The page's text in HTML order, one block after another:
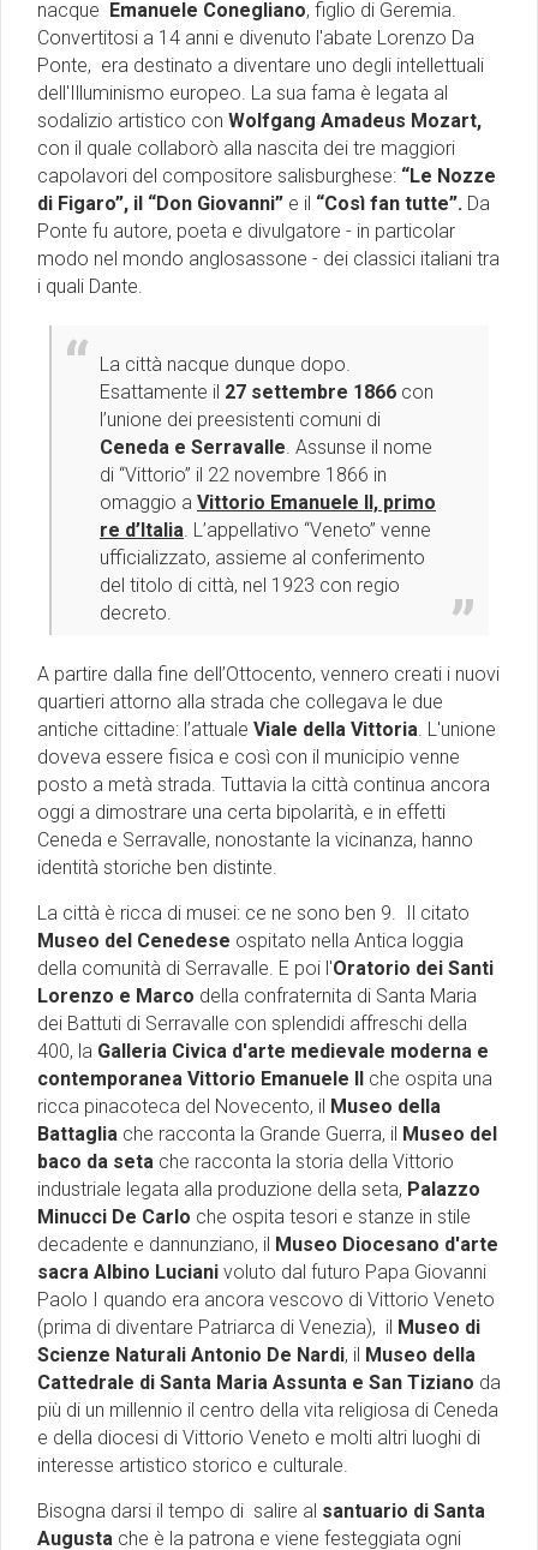
nacque Emanuele Conegliano, figlio di Geremia.
Convertitosi a 14 anni e divenuto l'abate Lorenzo Da
Ponte, era destinato a diventare uno degli intellettuali
dell'Illuminismo europeo. La sua fama è legata al
sodalizio artistico con Wolfgang Amadeus Mozart,
con il quale collaborò alla nascita dei tre maggiori
capolavori del compositore salisburghese: “Le Nozze
di Figaro”, il “Don Giovanni” e il “Così fan tutte”. Da
Ponte fu autore, poeta e divulgatore - in particolar
modo nel mondo anglosassone - dei classici italiani tra
i quali Dante.
La città nacque dunque dopo.
Esattamente il 27 settembre 1866 con
l’unione dei preesistenti comuni di
Ceneda e Serravalle. Assunse il nome
di “Vittorio” il 22 novembre 1866 in
omaggio a Vittorio Emanuele II, primo
re d’Italia. L’appellativo “Veneto” venne
ufficializzato, assieme al conferimento
del titolo di città, nel 1923 con regio
decreto.
A partire dalla fine dell’Ottocento, vennero creati i nuovi
quartieri attorno alla strada che collegava le due
antiche cittadine: l’attuale Viale della Vittoria. L'unione
doveva essere fisica e così con il municipio venne
posto a metà strada. Tuttavia la città continua ancora
oggi a dimostrare una certa bipolarità, e in effetti
Ceneda e Serravalle, nonostante la vicinanza, hanno
identità storiche ben distinte.
La città è ricca di musei: ce ne sono ben 9. Il citato
Museo del Cenedese ospitato nella Antica loggia
della comunità di Serravalle. E poi l'Oratorio dei Santi
Lorenzo e Marco della confraternita di Santa Maria
dei Battuti di Serravalle con splendidi affreschi della
400, la Galleria Civica d'arte medievale moderna e
contemporanea Vittorio Emanuele II che ospita una
ricca pinacoteca del Novecento, il Museo della
Battaglia che racconta la Grande Guerra, il Museo del
baco da seta che racconta la storia della Vittorio
industriale legata alla produzione della seta, Palazzo
Minucci De Carlo che ospita tesori e stanze in stile
decadente e dannunziano, il Museo Diocesano d'arte
sacra Albino Luciani voluto dal futuro Papa Giovanni
Paolo I quando era ancora vescovo di Vittorio Veneto
(prima di diventare Patriarca di Venezia), il Museo di
Scienze Naturali Antonio De Nardi, il Museo della
Cattedrale di Santa Maria Assunta e San Tiziano da
più di un millennio il centro della vita religiosa di Ceneda
e della diocesi di Vittorio Veneto e molti altri luoghi di
interesse artistico storico e culturale.
Bisogna darsi il tempo di salire al santuario di Santa
Augusta che è la patrona e viene festeggiata ogni